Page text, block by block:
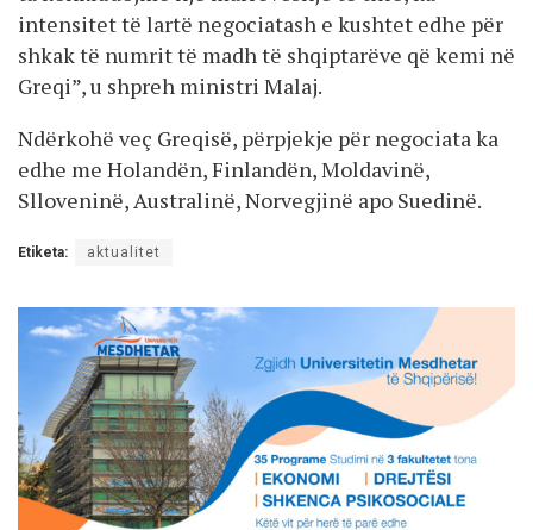
intensitet të lartë negociatash e kushtet edhe për
shkak të numrit të madh të shqiptarëve që kemi në
Greqi”, u shpreh ministri Malaj.
Ndërkohë veç Greqisë, përpjekje për negociata ka
edhe me Holandën, Finlandën, Moldavinë,
Slloveninë, Australinë, Norvegjinë apo Suedinë.
Etiketa: aktualitet